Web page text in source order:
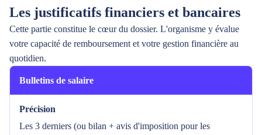
Les justificatifs financiers et bancaires
Cette partie constitue le cœur du dossier. L'organisme y évalue
votre capacité de remboursement et votre gestion financière au
quotidien.
Bulletins de salaire
Précision
Les 3 derniers (ou bilan + avis d'imposition pour les